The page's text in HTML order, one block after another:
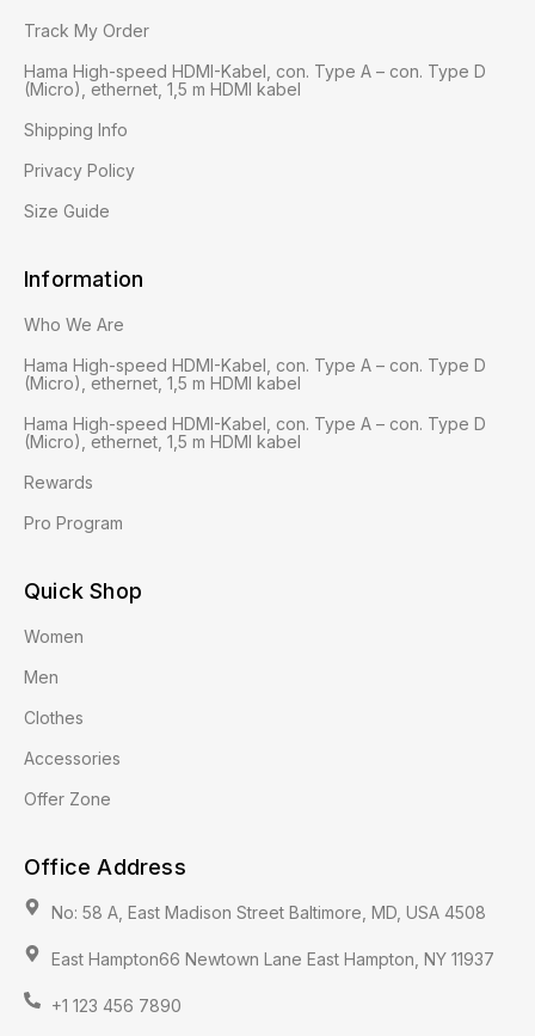
Track My Order
Hama High-speed HDMI-Kabel, con. Type A – con. Type D
(Micro), ethernet, 1,5 m HDMI kabel
Shipping Info
Privacy Policy
Size Guide
Information
Who We Are
Hama High-speed HDMI-Kabel, con. Type A – con. Type D
(Micro), ethernet, 1,5 m HDMI kabel
Hama High-speed HDMI-Kabel, con. Type A – con. Type D
(Micro), ethernet, 1,5 m HDMI kabel
Rewards
Pro Program
Quick Shop
Women
Men
Clothes
Accessories
Offer Zone
Office Address
No: 58 A, East Madison Street Baltimore, MD, USA 4508
East Hampton66 Newtown Lane East Hampton, NY 11937
+1 123 456 7890